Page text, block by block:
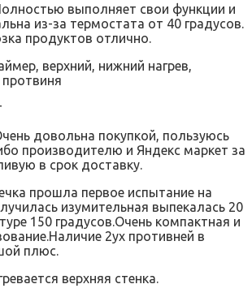
выполняет свои функции и
из-за термостата от 40 градусов.
продуктов отлично.
верхний, нижний нагрев,
довольна покупкой, пользуюсь
производителю и Яндекс маркет за
в срок доставку.
прошла первое испытание на
изумительная выпекалась 20
150 градусов.Очень компактная и
2ух противней в
плюс.
верхняя стенка.